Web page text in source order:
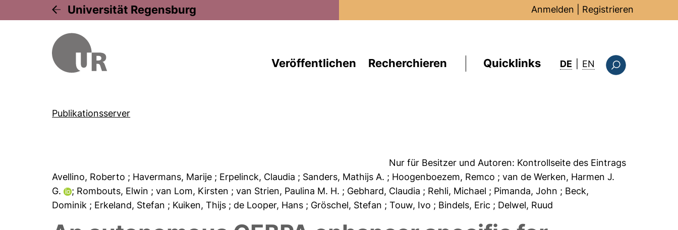
Universität Regensburg Anmelden Registrieren
Veröffentlichen Recherchieren Quicklinks DE EN : this page in
Publikationsserver
Nur für Besitzer und Autoren: Kontrollseite des Eintrags
Avellino, Roberto ; Havermans, Marije ; Erpelinck, Claudia ; Sanders, Mathijs A. ; Hoogenboezem, Remco ; van de Werken, Harmen J.
G.
; Rombouts, Elwin ; van Lom, Kirsten ; van Strien, Paulina M. H. ; Gebhard, Claudia ; Rehli, Michael ; Pimanda, John ; Beck,
Dominik ; Erkeland, Stefan ; Kuiken, Thijs ; de Looper, Hans ; Gröschel, Stefan ; Touw, Ivo ; Bindels, Eric ; Delwel, Ruud